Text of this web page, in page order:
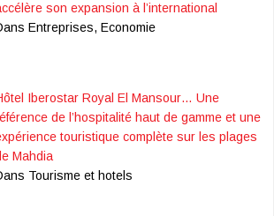
son expansion à l’international
Entreprises, Economie
Iberostar Royal El Mansour… Une
de l’hospitalité haut de gamme et une
touristique complète sur les plages
Mahdia
Tourisme et hotels